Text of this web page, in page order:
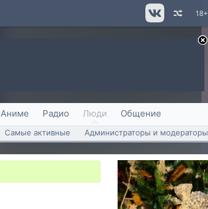
18+
Аниме Радио Люди Общение
Самые активные Администраторы и модераторы